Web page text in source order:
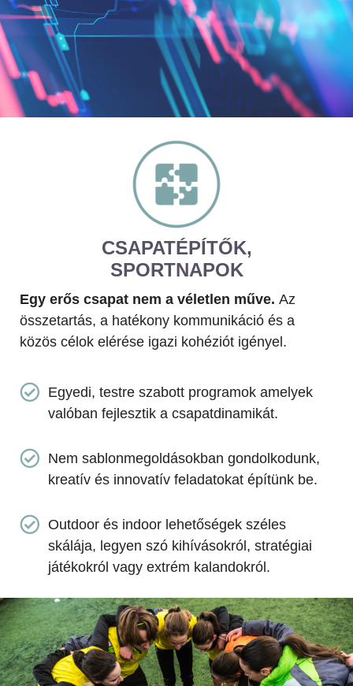
CSAPATÉPÍTŐK,
SPORTNAPOK
Egy erős csapat nem a véletlen műve. Az
összetartás, a hatékony kommunikáció és a
közös célok elérése igazi kohéziót igényel.
Egyedi, testre szabott programok amelyek
valóban fejlesztik a csapatdinamikát.
Nem sablonmegoldásokban gondolkodunk,
kreatív és innovatív feladatokat építünk be.
Outdoor és indoor lehetőségek széles
skálája, legyen szó kihívásokról, stratégiai
játékokról vagy extrém kalandokról.